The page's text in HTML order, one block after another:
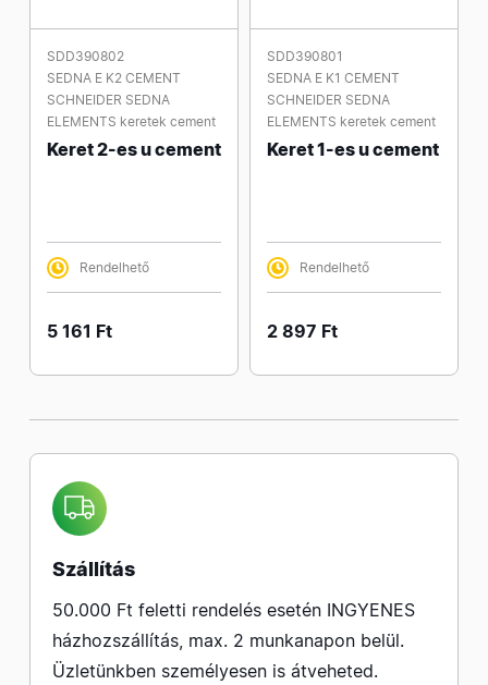
SDD390802
SEDNA E K2 CEMENT
SCHNEIDER SEDNA
ELEMENTS keretek cement
Keret 2-es u cement
Rendelhető
5 161 Ft
SDD390801
SEDNA E K1 CEMENT
SCHNEIDER SEDNA
ELEMENTS keretek cement
Keret 1-es u cement
Rendelhető
2 897 Ft
Szállítás
50.000 Ft feletti rendelés esetén INGYENES
házhozszállítás, max. 2 munkanapon belül.
Üzletünkben személyesen is átveheted.